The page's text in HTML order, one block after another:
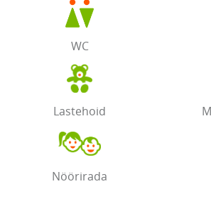
WC
Lastehoid
Nöörirada